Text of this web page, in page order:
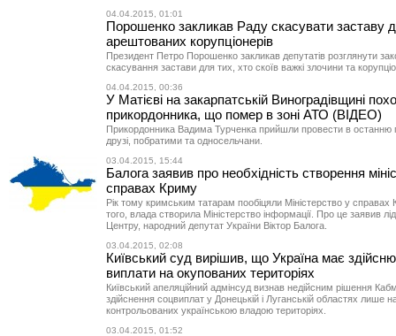
04.04.2015, 01:01
Порошенко закликав Раду скасувати заставу
арештованих корупціонерів
Президент Петро Порошенко закликав депутатів розглянути
скасування застави для тих, хто скоїв важкі злочини та
04.04.2015, 00:36
У Матієві на закарпатській Виноградівщині
прикордонника, що помер в зоні АТО (ВІДЕО)
Прикордонника Вадима Турченка прийшли провести в останню
друзі, побратими та односельчани.
03.04.2015, 15:44
Балога заявив про необхідність створення
справах Криму
Рік тому кримським татарам пообіцяли Міністерство у справах
того, влада створила Міністерство інформації. Про це заявив
Центру, народний депутат України Віктор Балога.
03.04.2015, 02:08
Київський суд вирішив, що Україна має
виплати на окупованих територіях
Київський апеляційний адмінсуд визнав недійсним рішення
здійснення соцвиплат у Донецькій і Луганській областях лише
контрольованих українською владою територіях.
03.04.2015, 01:52